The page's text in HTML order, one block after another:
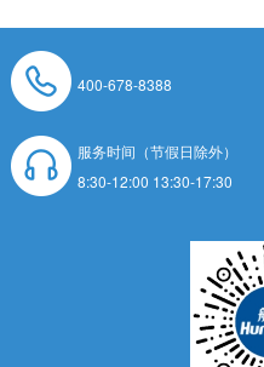
400-678-8388
服务时间（节假日除外）
8:30-12:00 13:30-17:30